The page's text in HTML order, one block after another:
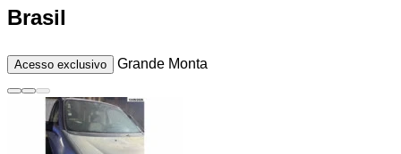
Brasil
Acesso exclusivo Grande Monta